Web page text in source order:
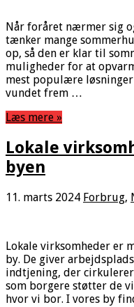
Når foråret nærmer sig
tænker mange
op, så den er klar til
muligheder for at
mest populære
vundet frem …
Læs mere »
Lokale
byen
11. marts 2024 Forbrug,
Lokale virksomheder er
by. De giver
indtjening, der
som borgere støtter de
hvor vi bor. I vores by